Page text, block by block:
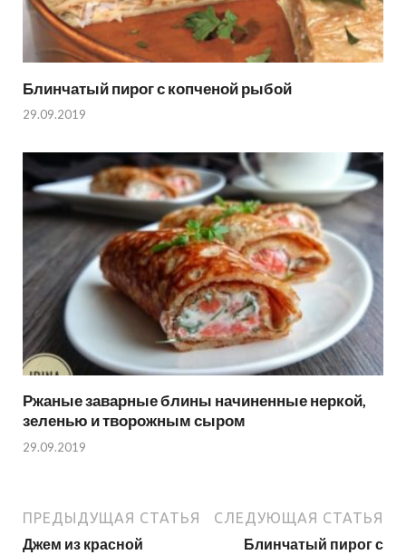
Блинчатый пирог с копченой рыбой
29.09.2019
Ржаные заварные блины начиненные неркой,
зеленью и творожным сыром
29.09.2019
ПРЕДЫДУЩАЯ СТАТЬЯ
Джем из красной
СЛЕДУЮЩАЯ СТАТЬЯ
Блинчатый пирог с